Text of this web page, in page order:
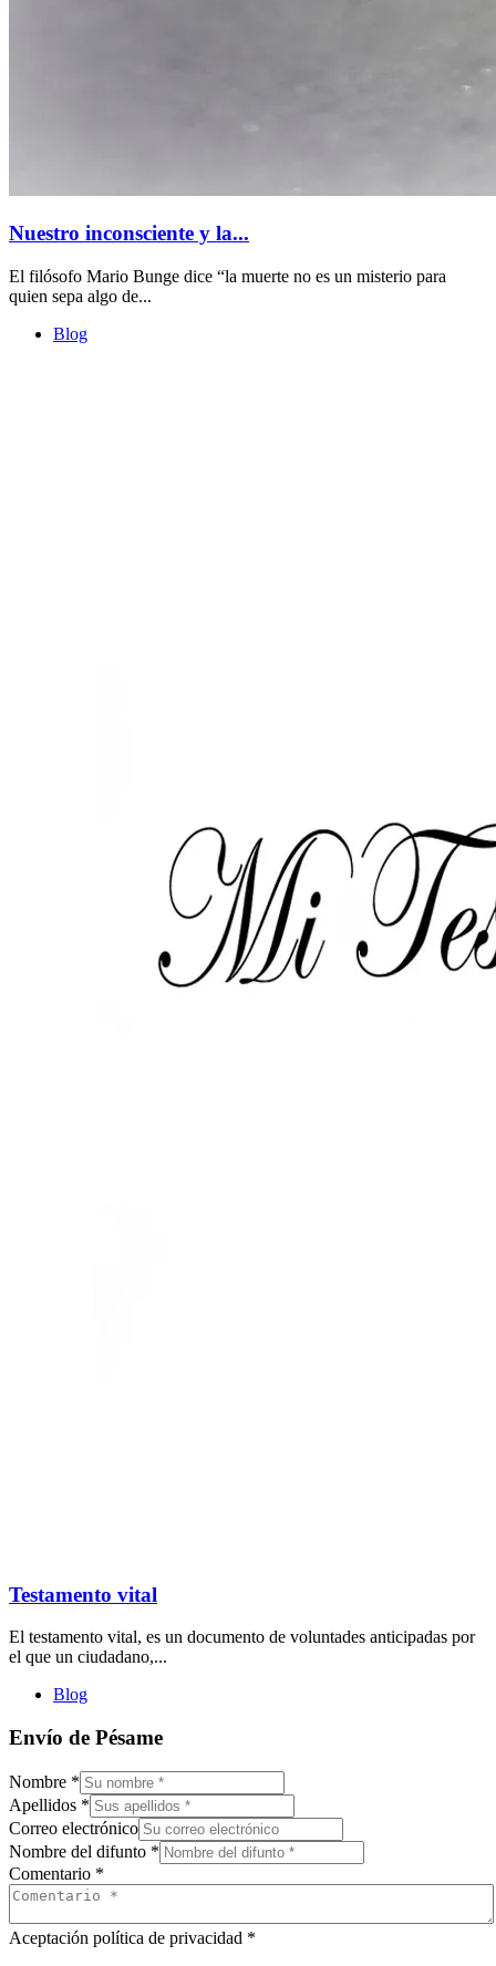
Nuestro inconsciente y la...
El filósofo Mario Bunge dice “la muerte no es un misterio para
quien sepa algo de...
Blog
Testamento vital
El testamento vital, es un documento de voluntades anticipadas por
el que un ciudadano,...
Blog
Envío de Pésame
Nombre *
Apellidos *
Correo electrónico
Nombre del difunto *
Comentario *
Aceptación política de privacidad *